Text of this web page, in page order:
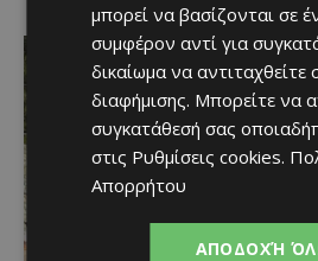
μπορεί να βασίζονται σε
συμφέρον αντί για
δικαίωμα να αντιταχθείτε
διαφήμισης. Μπορείτε να
συγκατάθεσή σας
στις Ρυθμίσεις cookies.
Απορρήτου
ΑΠΟΔΟΧΉ